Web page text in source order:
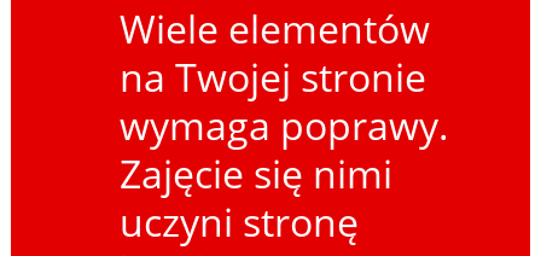
Wiele elementów
na Twojej stronie
wymaga poprawy.
Zajęcie się nimi
uczyni stronę